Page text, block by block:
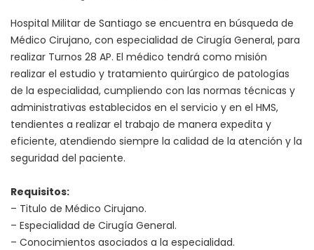
Hospital Militar de Santiago se encuentra en búsqueda de
Médico Cirujano, con especialidad de Cirugía General, para
realizar Turnos 28 AP. El médico tendrá como misión
realizar el estudio y tratamiento quirúrgico de patologías
de la especialidad, cumpliendo con las normas técnicas y
administrativas establecidos en el servicio y en el HMS,
tendientes a realizar el trabajo de manera expedita y
eficiente, atendiendo siempre la calidad de la atención y la
seguridad del paciente.
Requisitos:
– Titulo de Médico Cirujano.
– Especialidad de Cirugía General.
– Conocimientos asociados a la especialidad.